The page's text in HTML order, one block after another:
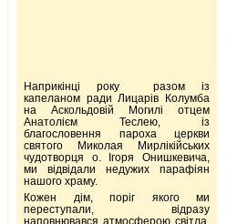
Наприкінці року разом із
капеланом ради Лицарів Колумба
на Аскольдовій Могилі отцем
Анатолієм Теслею, із
благословення пароха церкви
святого Миколая Мирлікійських
чудотворця о. Ігоря Онишкевича,
ми відвідали недужих парафіян
нашого храму.
Кожен дім, поріг якого ми
переступали, відразу
наповнювався атмосферою світла,